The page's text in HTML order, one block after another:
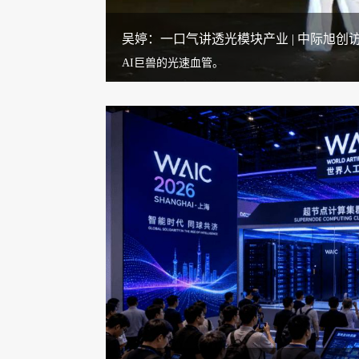
吴婷：一口气讲透光模块产业 | 中际旭创
AI巨兽的光速血管。